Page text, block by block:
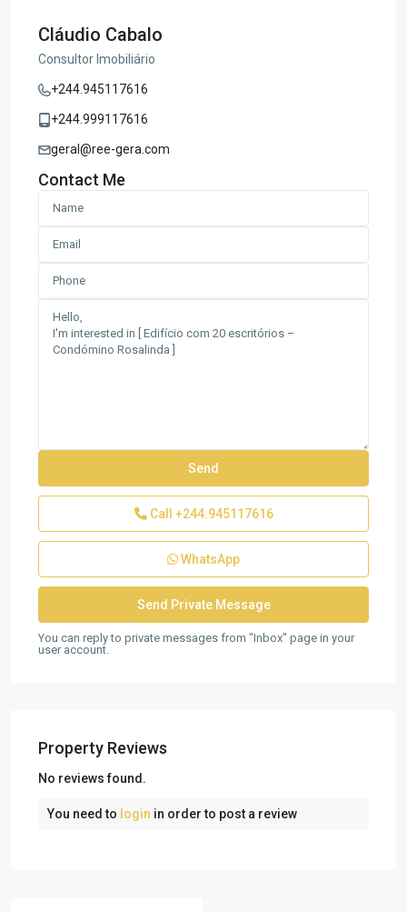
Cláudio Cabalo
Consultor Imobiliário
+244.945117616
+244.999117616
geral@ree-gera.com
Contact Me
Call +244.945117616
WhatsApp
You can reply to private messages from "Inbox" page in your
user account.
Property Reviews
No reviews found.
You need to login in order to post a review